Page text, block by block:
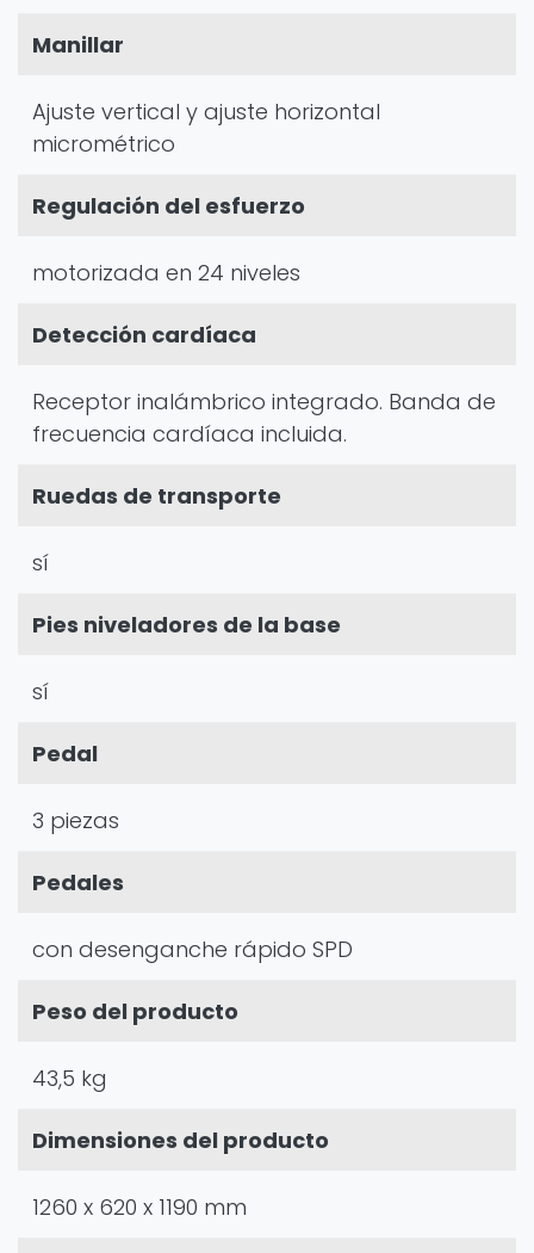
Manillar
Ajuste vertical y ajuste horizontal
micrométrico
Regulación del esfuerzo
motorizada en 24 niveles
Detección cardíaca
Receptor inalámbrico integrado. Banda de
frecuencia cardíaca incluida.
Ruedas de transporte
sí
Pies niveladores de la base
sí
Pedal
3 piezas
Pedales
con desenganche rápido SPD
Peso del producto
43,5 kg
Dimensiones del producto
1260 x 620 x 1190 mm